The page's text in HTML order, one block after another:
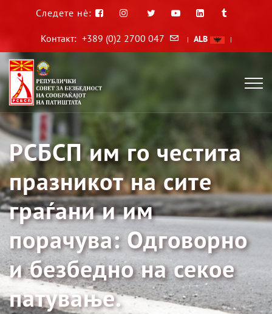
Следете нè:
Контакт: +389 (0)2 2700 047 | ALB |
РСБСП им го честита
празникот на сите
граѓани и им
порачува: Одговорно
и безбедно на секое
патување.